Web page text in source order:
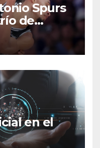
Spurs
de
Heat
en el